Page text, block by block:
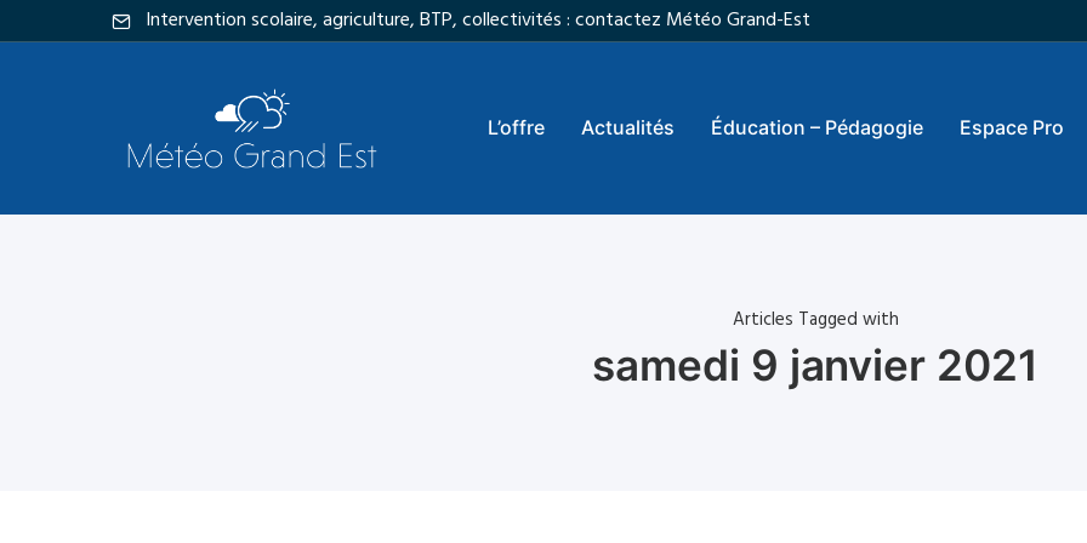
Intervention scolaire, agriculture, BTP, collectivités : contactez Météo Grand-Est
L’offre Actualités Éducation – Pédagogie Espace Pro
Articles Tagged with
samedi 9 janvier 2021